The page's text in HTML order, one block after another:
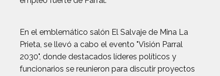
En el emblemático salón El Salvaje de Mina La
Prieta, se llevó a cabo el evento "Visión Parral
2030", donde destacados líderes políticos y
funcionarios se reunieron para discutir proyectos